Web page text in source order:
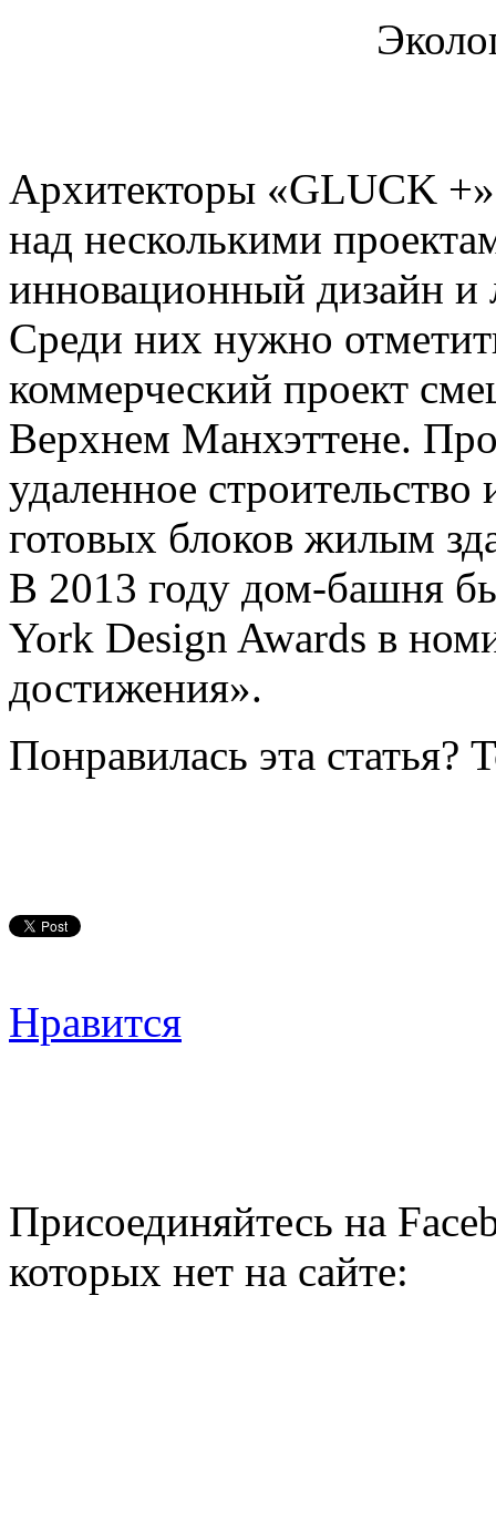
Архитекторы «GLUCK
над несколькими
инновационный дизайн и
Среди них нужно
коммерческий проект
Верхнем Манхэттене.
удаленное
готовых блоков жилым
В 2013 году дом-башня
York Design Awards в
достижения».
Понравилась эта статья?
Нравится
Присоединяйтесь на
которых нет на сайте: